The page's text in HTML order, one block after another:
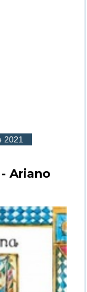
2021
Ariano